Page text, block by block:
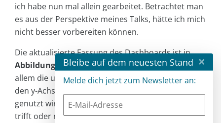
ich habe nun mal allein gearbeitet. Betrachtet man
es aus der Perspektive meines Talks, hätte ich mich
nicht besser vorbereiten können.
Die aktualisierte Fassung des Dashboards ist in
Abbildung 2
zu sehen. Man beachte hierbei vor
allem die unterschiedlichen Skalierungen zwischen
den y-Achsen in den Graphen. Der w20, der
genutzt wird, um zu bestimmen, ob eine Attacke
trifft oder nicht, wird öfter als jeder andere Wurf
Bleibe auf dem neuesten Stand ×
Melde dich jetzt zum Newsletter an: